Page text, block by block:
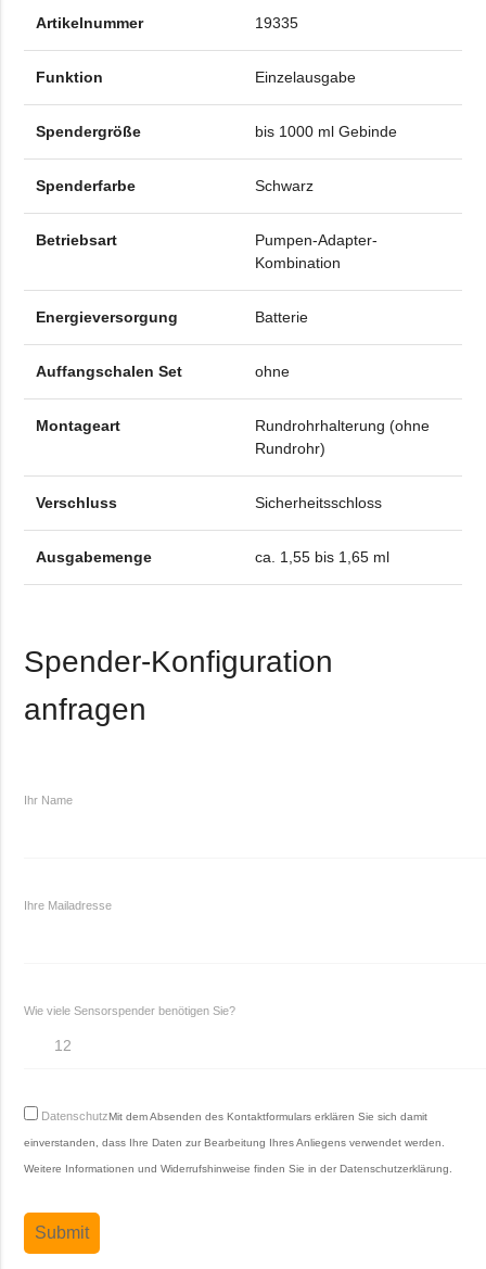
Artikelnummer 19335
Funktion Einzelausgabe
Spendergröße bis 1000 ml Gebinde
Spenderfarbe Schwarz
Betriebsart
Pumpen-Adapter-
Kombination
Energieversorgung Batterie
Auffangschalen Set ohne
Montageart
Rundrohrhalterung (ohne
Rundrohr)
Verschluss Sicherheitsschloss
Ausgabemenge ca. 1,55 bis 1,65 ml
Spender-Konfiguration
anfragen
Ihr Name
Ihre Mailadresse
Wie viele Sensorspender benötigen Sie?
DatenschutzMit dem Absenden des Kontaktformulars erklären Sie sich damit
einverstanden, dass Ihre Daten zur Bearbeitung Ihres Anliegens verwendet werden.
Weitere Informationen und Widerrufshinweise finden Sie in derDatenschutzerklärung